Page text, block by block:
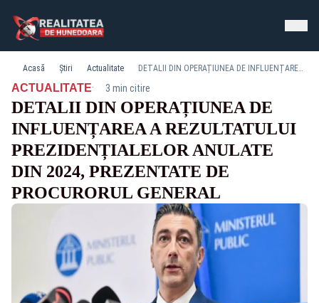
Acasă Știri Actualitate DETALII DIN OPERAȚIUNEA DE INFLUENȚAREA A REZULTATULUI PREZIDENȚIALELOR ANULATE DIN 2024, PREZENTATE DE PROCURORUL GENERAL
ACTUALITATE· 3 min citire
DETALII DIN OPERAȚIUNEA DE
INFLUENȚAREA A REZULTATULUI
PREZIDENȚIALELOR ANULATE
DIN 2024, PREZENTATE DE
PROCURORUL GENERAL